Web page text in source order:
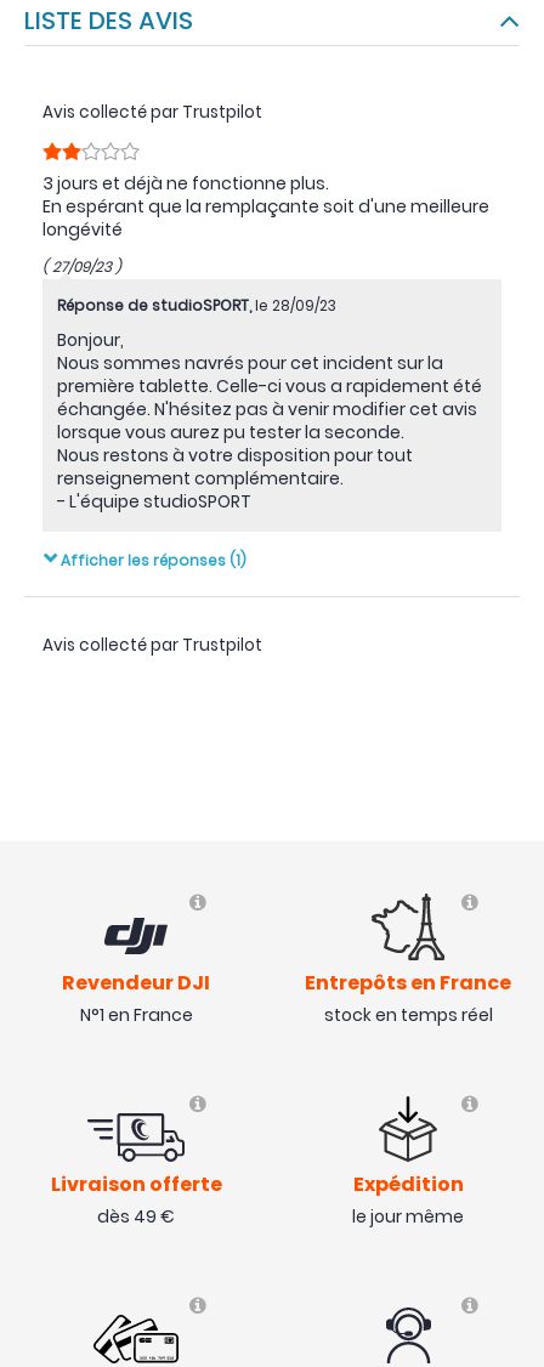
LISTE DES AVIS
Avis collecté par Trustpilot
3 jours et déjà ne fonctionne plus.
En espérant que la remplaçante soit d'une meilleure
longévité
( 27/09/23 )
Réponse de studioSPORT,le 28/09/23
Bonjour,
Nous sommes navrés pour cet incident sur la
première tablette. Celle-ci vous a rapidement été
échangée. N'hésitez pas à venir modifier cet avis
lorsque vous aurez pu tester la seconde.
Nous restons à votre disposition pour tout
renseignement complémentaire.
- L'équipe studioSPORT
Afficher les réponses (1)
Avis collecté par Trustpilot
Avis collecté par Trustpilot
Sauf le prix tout est parfait !
Revendeur DJI
N°1 en France
Entrepôts en France
stock en temps réel
Livraison offerte
dès 49 €
Expédition
le jour même